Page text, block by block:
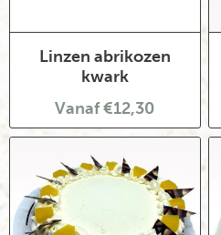
Linzen abrikozen
kwark
Vanaf €12,30